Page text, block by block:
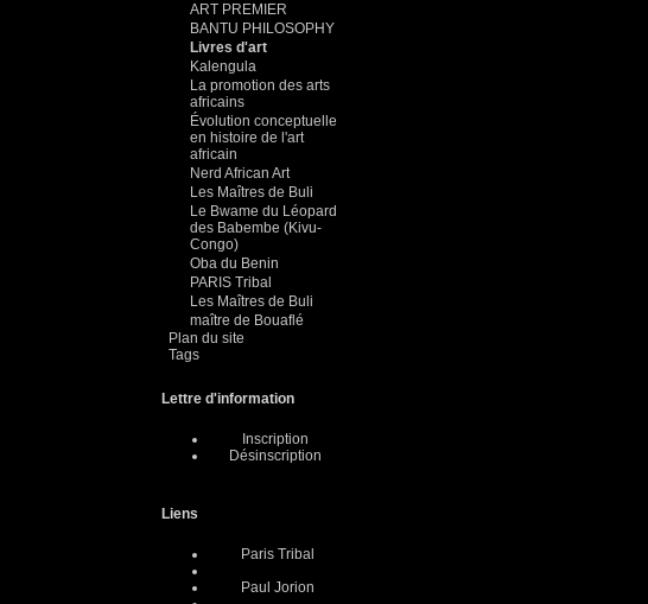
ART PREMIER
BANTU PHILOSOPHY
Livres d'art
Kalengula
La promotion des arts
africains
Évolution conceptuelle
en histoire de l'art
africain
Nerd African Art
Les Maîtres de Buli
Le Bwame du Léopard
des Babembe (Kivu-
Congo)
Oba du Benin
PARIS Tribal
Les Maîtres de Buli
maître de Bouaflé
Plan du site
Tags
Lettre d'information
Inscription
Désinscription
Liens
Paris Tribal
Paul Jorion